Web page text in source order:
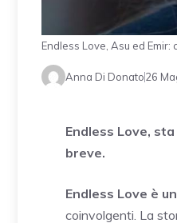
Endless Love, Asu ed
Anna Di Donato26
Endless Love,
breve.
Endless Love è
coinvolgenti. La